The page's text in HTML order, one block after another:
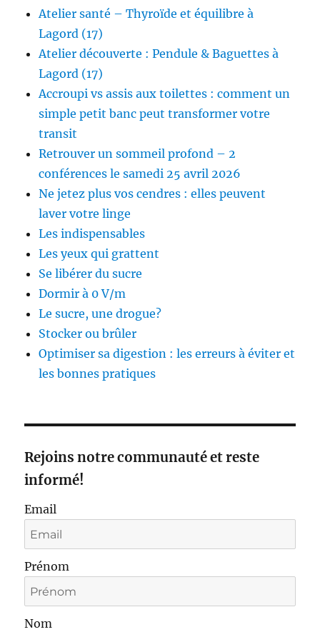
Atelier santé – Thyroïde et équilibre à
Lagord (17)
Atelier découverte : Pendule & Baguettes à
Lagord (17)
Accroupi vs assis aux toilettes : comment un
simple petit banc peut transformer votre
transit
Retrouver un sommeil profond – 2
conférences le samedi 25 avril 2026
Ne jetez plus vos cendres : elles peuvent
laver votre linge
Les indispensables
Les yeux qui grattent
Se libérer du sucre
Dormir à 0 V/m
Le sucre, une drogue?
Stocker ou brûler
Optimiser sa digestion : les erreurs à éviter et
les bonnes pratiques
Rejoins notre communauté et reste
informé!
Email
Prénom
Nom